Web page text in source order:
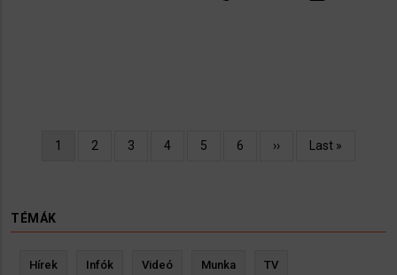
Oldalszámozás
Jelenlegi
1 Oldal
2 Oldal
3 Oldal
4 Oldal
5 Oldal
6
Következő
››
Utolsó
Last »
TÉMÁK
Hírek Infók Videó Munka TV